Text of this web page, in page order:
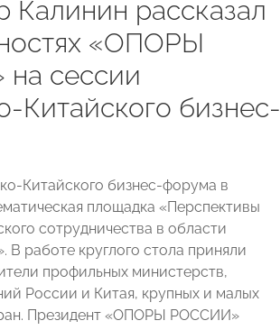
Калинин рассказал
«ОПОРЫ
сессии
Китайского бизнес-
Китайского бизнес-форума в
площадка «Перспективы
сотрудничества в области
В работе круглого стола приняли
профильных министерств,
России и Китая, крупных и малых
Президент «ОПОРЫ РОССИИ»